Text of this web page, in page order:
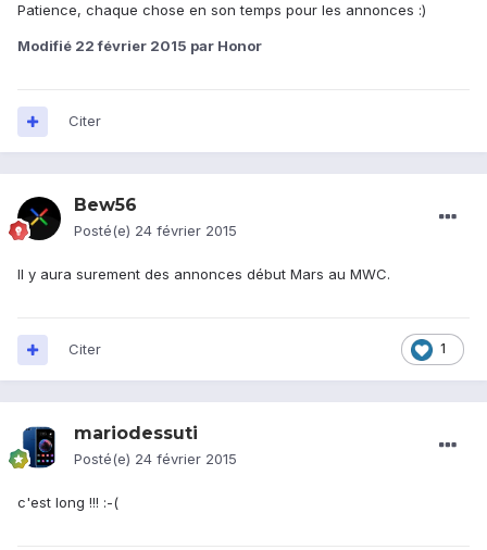
Patience, chaque chose en son temps pour les annonces :)
Modifié 22 février 2015 par Honor
Citer
Bew56
Posté(e) 24 février 2015
Il y aura surement des annonces début Mars au MWC.
1
Citer
mariodessuti
Posté(e) 24 février 2015
c'est long !!! :-(